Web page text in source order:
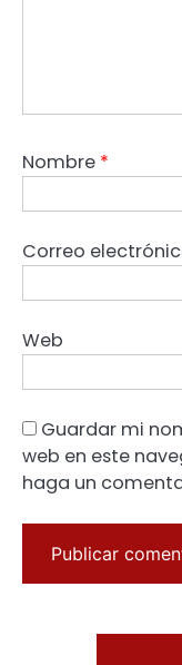
Nombre *
Correo
Web
Guardar mi
web en este
haga un